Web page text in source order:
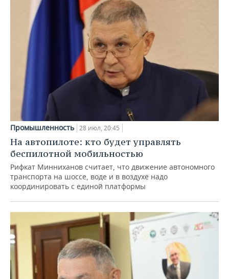
Промышленность 28 июл, 20:45
На автопилоте: кто будет управлять
беспилотной мобильностью
Рифкат Минниханов считает, что движение автономного
транспорта на шоссе, воде и в воздухе надо
координировать с единой платформы